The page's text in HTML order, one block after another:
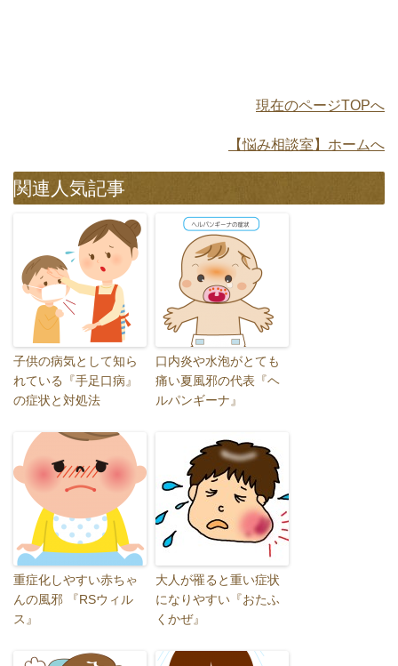
現在のページTOPへ
【悩み相談室】ホームへ
関連人気記事
子供の病気として知ら
れている『手足口病』
の症状と対処法
口内炎や水泡がとても
痛い夏風邪の代表『ヘ
ルパンギーナ』
重症化しやすい赤ちゃ
んの風邪 『RSウィル
ス』
大人が罹ると重い症状
になりやすい『おたふ
くかぜ』